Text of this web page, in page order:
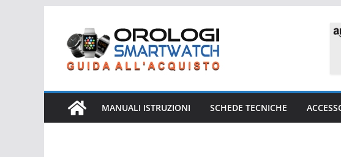
contenuto
MANUALI ISTRUZIONI SCHEDE TECNICHE